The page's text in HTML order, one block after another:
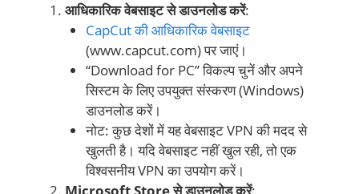
आधिकारिक वेबसाइट से डाउनलोड करें:
CapCut की आधिकारिक वेबसाइट
(www.capcut.com) पर जाएं।
“Download for PC” विकल्प चुनें और अपने
सिस्टम के लिए उपयुक्त संस्करण (Windows)
डाउनलोड करें।
नोट: कुछ देशों में यह वेबसाइट VPN की मदद से
खुलती है। यदि वेबसाइट नहीं खुल रही, तो एक
विश्वसनीय VPN का उपयोग करें।